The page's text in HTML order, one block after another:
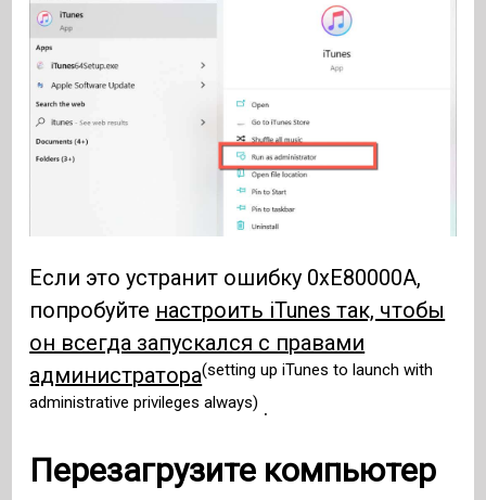
Если это устранит ошибку 0xE80000A,
попробуйте настроить iTunes так, чтобы
он всегда запускался с правами
администратора(setting up iTunes to launch with
administrative privileges always) .
Перезагрузите компьютер